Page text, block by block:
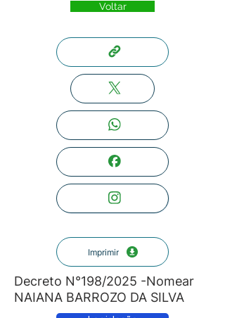
Voltar
Imprimir
Decreto N°198/2025 -Nomear
NAIANA BARROZO DA SILVA